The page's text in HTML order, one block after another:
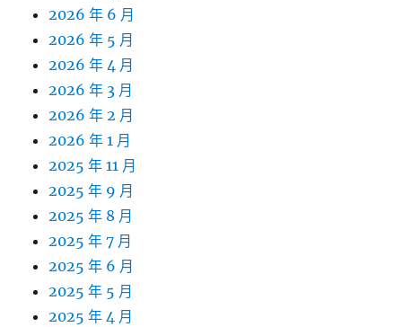
2026 年 6 月
2026 年 5 月
2026 年 4 月
2026 年 3 月
2026 年 2 月
2026 年 1 月
2025 年 11 月
2025 年 9 月
2025 年 8 月
2025 年 7 月
2025 年 6 月
2025 年 5 月
2025 年 4 月